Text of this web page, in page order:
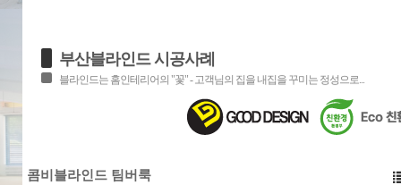
부산블라인드 시공사례
블라인드는 홈인테리어의 "꽃" - 고객님의 집을 내집을 꾸미는 정성으로...
콤비블라인드 팀버룩